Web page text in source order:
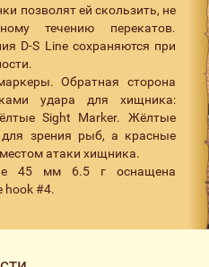
позволят ей скользить, не
течению перекатов.
D-S Line сохраняются при
Обратная сторона
удара для хищника:
Sight Marker. Жёлтые
зрения рыб, а красные
атаки хищника.
45 мм 6.5 г оснащена
hook #4.